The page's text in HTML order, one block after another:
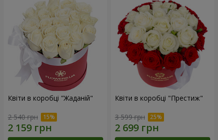
Квіти в коробці "Жаданій"
2 540 грн
Квіти в коробці "Престиж"
3 599 грн